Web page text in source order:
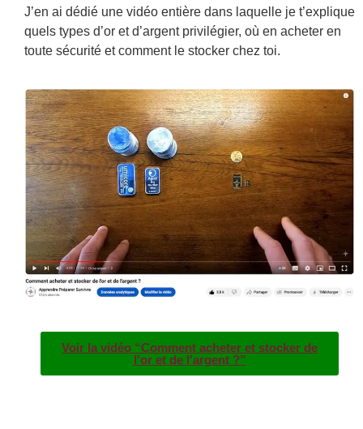
J’en ai dédié une vidéo entière dans laquelle je t’explique
quels types d’or et d’argent privilégier, où en acheter en
toute sécurité et comment le stocker chez toi.
Voir la vidéo “Comment acheter et stocker de
l'or et de l'argent ?”